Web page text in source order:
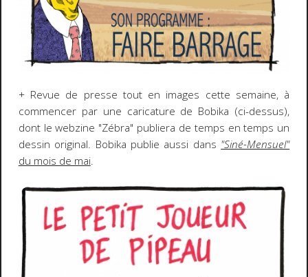
+ Revue de presse tout en images cette semaine, à
commencer par une caricature de Bobika (ci-dessus),
dont le webzine "Zébra" publiera de temps en temps un
dessin original. Bobika publie aussi dans "Siné-Mensuel"
du mois de mai.